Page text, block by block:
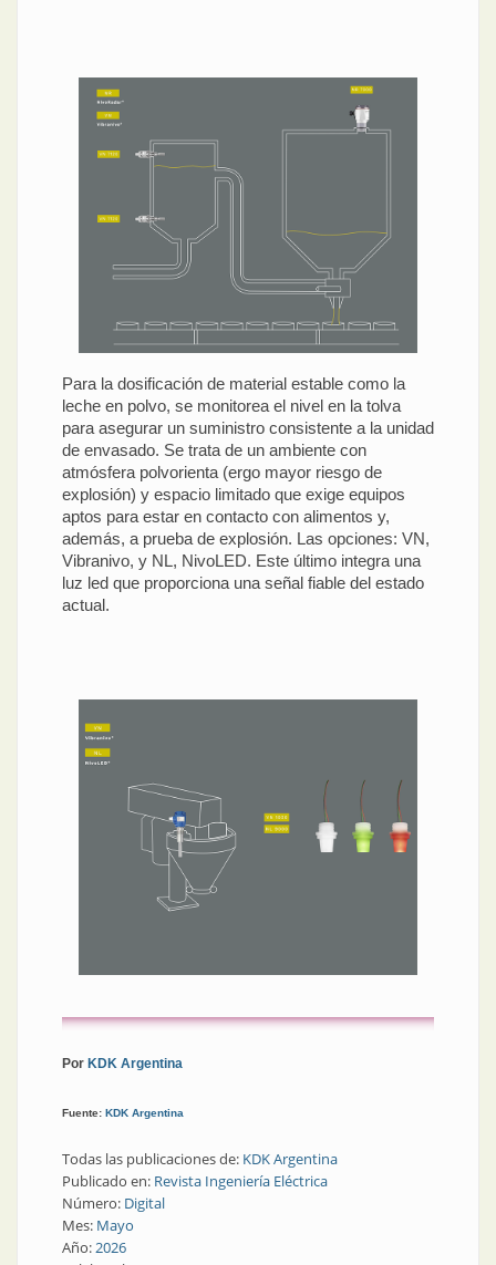
Para la dosificación de material estable como la
leche en polvo, se monitorea el nivel en la tolva
para asegurar un suministro consistente a la unidad
de envasado. Se trata de un ambiente con
atmósfera polvorienta (ergo mayor riesgo de
explosión) y espacio limitado que exige equipos
aptos para estar en contacto con alimentos y,
además, a prueba de explosión. Las opciones: VN,
Vibranivo, y NL, NivoLED. Este último integra una
luz led que proporciona una señal fiable del estado
actual.
Por KDK Argentina
Fuente: KDK Argentina
Todas las publicaciones de: KDK Argentina
Publicado en: Revista Ingeniería Eléctrica
Número: Digital
Mes: Mayo
Año:2026